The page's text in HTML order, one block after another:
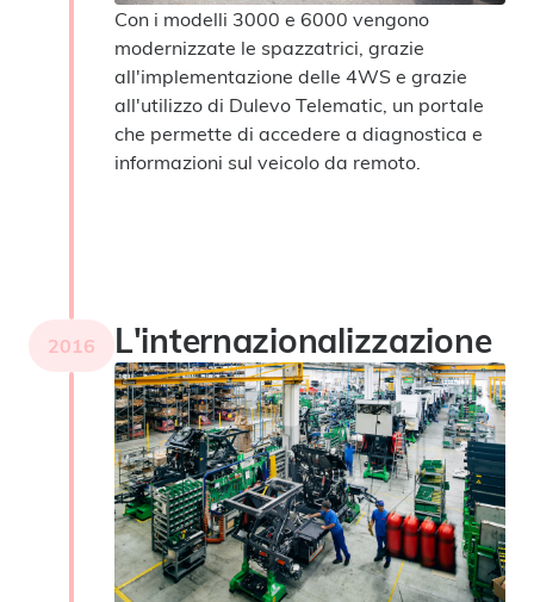
Con i modelli 3000 e 6000 vengono
modernizzate le spazzatrici, grazie
all'implementazione delle 4WS e grazie
all'utilizzo di Dulevo Telematic, un portale
che permette di accedere a diagnostica e
informazioni sul veicolo da remoto.
2016 L'internazionalizzazione